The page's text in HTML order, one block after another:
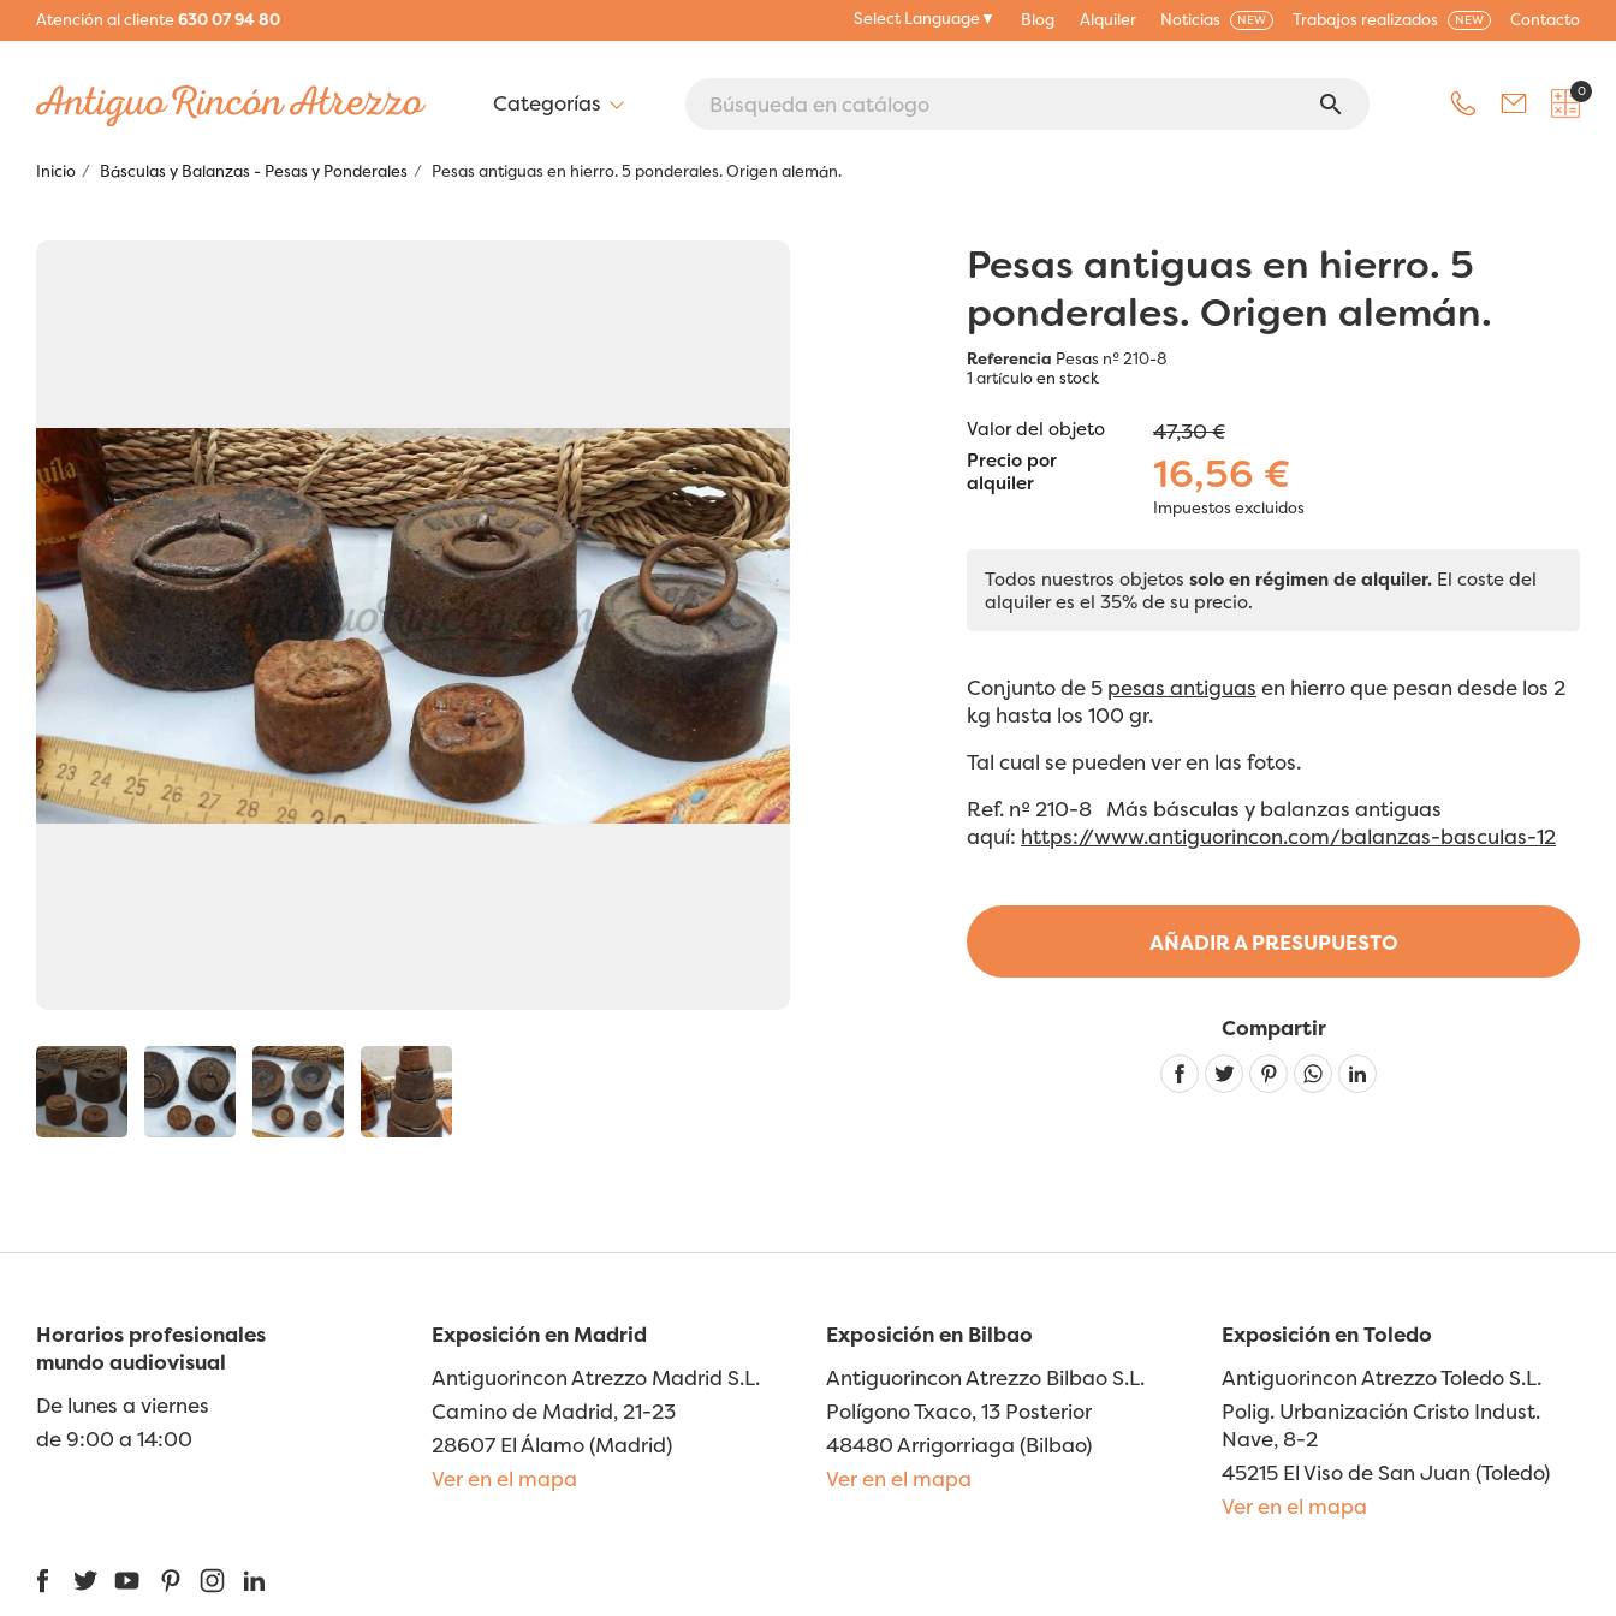
Atención al cliente630 07 94 80 Select Language▼ Blog Alquiler Noticias NEW Trabajos realizados NEW Contacto
search 0
Inicio Básculas y Balanzas - Pesas y Ponderales Pesas antiguas en hierro. 5 ponderales. Origen alemán.
Pesas antiguas en hierro. 5
ponderales. Origen alemán.
Referencia Pesas nº 210-8
1 artículoen stock
AÑADIR A PRESUPUESTO
Valor del objeto 47,30 €
Precio por
alquiler
16,56 €
Impuestos excluidos
Todos nuestros objetos solo en régimen de alquiler. El coste del
alquiler es el 35% de su precio.
Conjunto de 5 pesas antiguas en hierro que pesan desde los 2
kg hasta los 100 gr.
Tal cual se pueden ver en las fotos.
Ref. nº 210-8 Más básculas y balanzas antiguas
aquí: https://www.antiguorincon.com/balanzas-basculas-12
Compartir
Linkedin
Horarios profesionales
mundo audiovisual
De lunes a viernes
de 9:00 a 14:00
Exposición en Madrid
Antiguorincon Atrezzo Madrid S.L.
Camino de Madrid, 21-23
28607 El Álamo (Madrid)
Ver en el mapa
Exposición en Bilbao
Antiguorincon Atrezzo Bilbao S.L.
Polígono Txaco, 13 Posterior
48480 Arrigorriaga (Bilbao)
Ver en el mapa
Exposición en Toledo
Antiguorincon Atrezzo Toledo S.L.
Polig. Urbanización Cristo Indust.
Nave, 8-2
45215 El Viso de San Juan (Toledo)
Ver en el mapa
FacebookTwitterYouTubePinterestInstagram